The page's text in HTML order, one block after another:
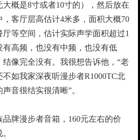
概是8寸或者10寸的），然后放在
客厅层高估计4米多，面积大概70
等空间，估计实际声学面积超过1
有高频，也没有中频，也没有低
像完全没有。我很想告诉他，“老
如我家深夜听漫步者R1000TC北
音很结实很清晰”。
牌漫步者音箱，160元左右的价